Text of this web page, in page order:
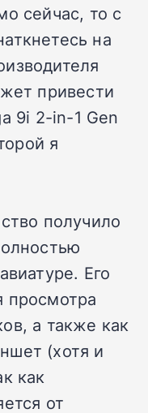
сейчас, то с
на
привести
9i 2-in-1 Gen
я
получило
Его
просмотра
а также как
(хотя и
как
от